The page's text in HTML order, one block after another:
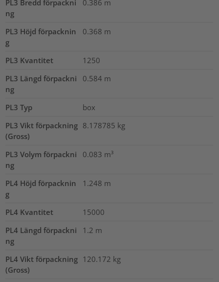
PL3 Bredd förpackni
ng
0.386 m
PL3 Höjd förpacknin
g
0.368 m
PL3 Kvantitet
1250
PL3 Längd förpackni
ng
0.584 m
PL3 Typ
box
PL3 Vikt förpackning
(Gross)
8.178785 kg
PL3 Volym förpackni
ng
0.083 m³
PL4 Höjd förpacknin
g
1.248 m
PL4 Kvantitet
15000
PL4 Längd förpackni
ng
1.2 m
PL4 Vikt förpackning
(Gross)
120.172 kg